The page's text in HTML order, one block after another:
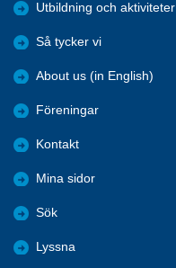
Utbildning och aktiviteter
Så tycker vi
About us (in English)
Föreningar
Kontakt
Mina sidor
Sök
Lyssna